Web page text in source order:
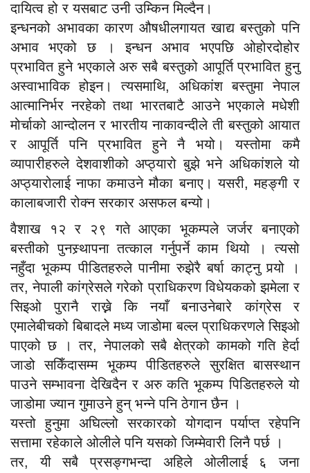
दायित्व हो र यसबाट उनी उम्किन मिल्दैन।
इन्धनको अभावका कारण औषधीलगायत खाद्य बस्तुको पनि
अभाव भएको छ । इन्धन अभाव भएपछि ओहोरदोहोर
प्रभावित हुने भएकाले अरु सबै बस्तुको आपूर्ति प्रभावित हुनु
अस्वाभाविक होइन। त्यसमाथि, अधिकांश बस्तुमा नेपाल
आत्मानिर्भर नरहेको तथा भारतबाटै आउने भएकाले मधेशी
मोर्चाको आन्दोलन र भारतीय नाकावन्दीले ती बस्तुको आयात
र आपूर्ति पनि प्रभावित हुने नै भयो। यस्तोमा कमै
व्यापारीहरुले देशवाशीको अप्ठ्यारो बुझे भने अधिकांशले यो
अप्ठ्यारोलाई नाफा कमाउने मौका बनाए। यसरी, महङ्गी र
कालाबजारी रोक्न सरकार असफल बन्यो।
वैशाख १२ र २९ गते आएका भूकम्पले जर्जर बनाएको
बस्तीको पुनस्र्थापना तत्काल गर्नुपर्ने काम थियो । त्यसो
नहुँदा भूकम्प पीडितहरुले पानीमा रुझेरै बर्षा काट्नु पर्‍यो ।
तर, नेपाली कांग्रेसले गरेको प्राधिकरण विधेयकको झमेला र
सिइओ पुरानै राख्ने कि नयाँ बनाउनेबारे कांग्रेस र
एमालेबीचको बिबादले मध्य जाडोमा बल्ल प्राधिकरणले सिइओ
पाएको छ । तर, नेपालको सबै क्षेत्रको कामको गति हेर्दा
जाडो सकिँदासम्म भूकम्प पीडितहरुले सुरक्षित बासस्थान
पाउने सम्भावना देखिदैन र अरु कति भूकम्प पिडितहरुले यो
जाडोमा ज्यान गुमाउने हुन् भन्ने पनि ठेगान छैन ।
यस्तो हुनुमा अघिल्लो सरकारको योगदान पर्याप्त रहेपनि
सत्तामा रहेकाले ओलीले पनि यसको जिम्मेवारी लिनै पर्छ ।
तर, यी सबै प्रसङ्गभन्दा अहिले ओलीलाई ६ जना